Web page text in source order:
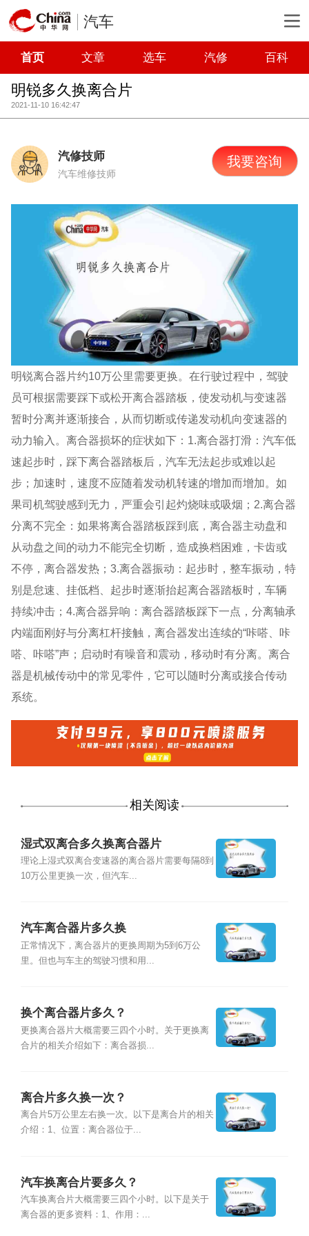
汽车
首页 文章 选车 汽修 百科
明锐多久换离合片
2021-11-10 16:42:47
汽修技师
汽车维修技师
我要咨询
明锐离合器片约10万公里需要更换。在行驶过程中，驾驶
员可根据需要踩下或松开离合器踏板，使发动机与变速器
暂时分离并逐渐接合，从而切断或传递发动机向变速器的
动力输入。离合器损坏的症状如下：1.离合器打滑：汽车低
速起步时，踩下离合器踏板后，汽车无法起步或难以起
步；加速时，速度不应随着发动机转速的增加而增加。如
果司机驾驶感到无力，严重会引起灼烧味或吸烟；2.离合器
分离不完全：如果将离合器踏板踩到底，离合器主动盘和
从动盘之间的动力不能完全切断，造成换档困难，卡齿或
不停，离合器发热；3.离合器振动：起步时，整车振动，特
别是怠速、挂低档、起步时逐渐抬起离合器踏板时，车辆
持续冲击；4.离合器异响：离合器踏板踩下一点，分离轴承
内端面刚好与分离杠杆接触，离合器发出连续的“咔嗒、咔
嗒、咔嗒”声；启动时有噪音和震动，移动时有分离。离合
器是机械传动中的常见零件，它可以随时分离或接合传动
系统。
相关阅读
湿式双离合多久换离合器片
理论上湿式双离合变速器的离合器片需要每隔8到
10万公里更换一次，但汽车...
汽车离合器片多久换
正常情况下，离合器片的更换周期为5到6万公
里。但也与车主的驾驶习惯和用...
换个离合器片多久？
更换离合器片大概需要三四个小时。关于更换离
合片的相关介绍如下：离合器损...
离合片多久换一次？
离合片5万公里左右换一次。以下是离合片的相关
介绍：1、位置：离合器位于...
汽车换离合片要多久？
汽车换离合片大概需要三四个小时。以下是关于
离合器的更多资料：1、作用：...